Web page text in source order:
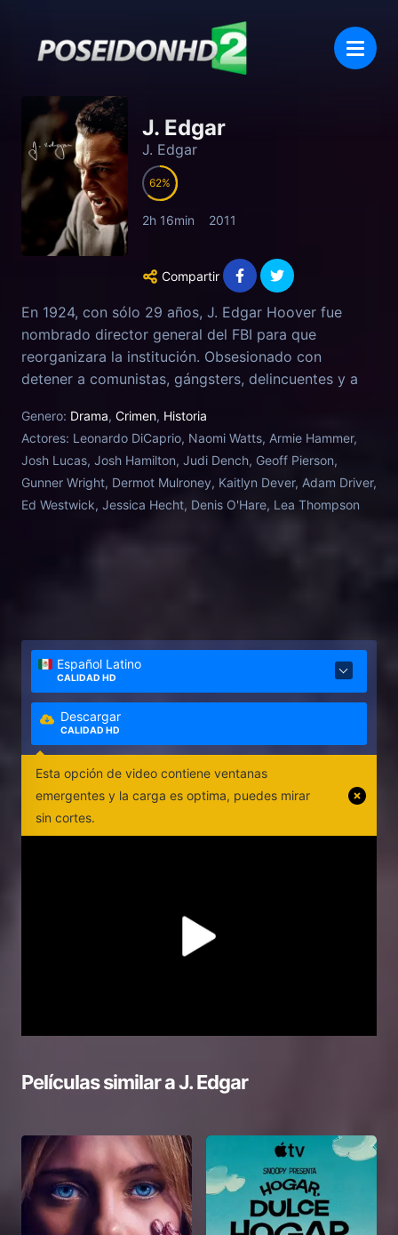
J. Edgar
J. Edgar
62
2h 16min 2011
Compartir
En 1924, con sólo 29 años, J. Edgar Hoover fue
nombrado director general del FBI para que
reorganizara la institución. Obsesionado con
detener a comunistas, gángsters, delincuentes y a
Hoover ocupó el cargo hasta su muerte en 1972,
sobreviviendo a siete presidentes, alguno de los
cuales intentó inútilmente destituirlo. Los archivos
que guardaba celosamente, llenos de secretos
inconfesables de importantes personalidades, lo
Genero: Drama, Crimen, Historia
Actores: Leonardo DiCaprio, Naomi Watts, Armie Hammer,
Josh Lucas, Josh Hamilton, Judi Dench, Geoff Pierson,
Gunner Wright, Dermot Mulroney, Kaitlyn Dever, Adam Driver,
Ed Westwick, Jessica Hecht, Denis O'Hare, Lea Thompson
Español Latino
CALIDAD HD
Descargar
CALIDAD HD
Esta opción de video contiene ventanas
emergentes y la carga es optima, puedes mirar
sin cortes.
Películas similar aJ. Edgar